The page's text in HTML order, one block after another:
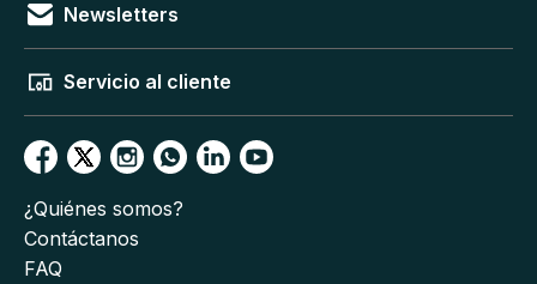
Newsletters
Servicio al cliente
¿Quiénes somos?
Contáctanos
FAQ